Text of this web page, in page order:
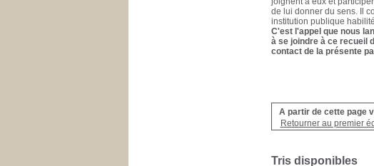
A partir de cette page
Retourner au premier
Tris disponibles
de lui donner du sens. Il
institution publique
C'est l'appel que nous
à se joindre à ce recueil
contact de la présente